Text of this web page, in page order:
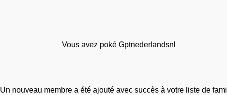
Vous avez poké Gptnederlandsnl
Un nouveau membre a été ajouté avec succès à votre liste de